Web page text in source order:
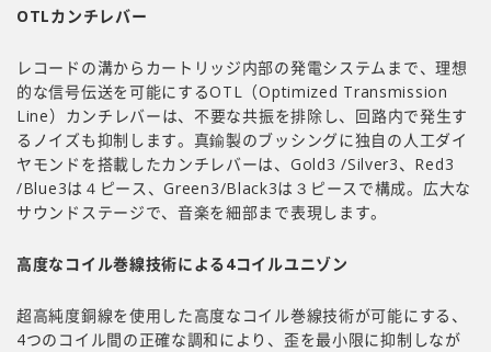
OTLカンチレバー
レコードの溝からカートリッジ内部の発電システムまで、理想
的な信号伝送を可能にするOTL（Optimized Transmission
Line）カンチレバーは、不要な共振を排除し、回路内で発生す
るノイズも抑制します。真鍮製のブッシングに独自の人工ダイ
ヤモンドを搭載したカンチレバーは、Gold3 /Silver3、Red3
/Blue3は４ピース、Green3/Black3は３ピースで構成。広大な
サウンドステージで、音楽を細部まで表現します。
高度なコイル巻線技術による4コイルユニゾン
超高純度銅線を使用した高度なコイル巻線技術が可能にする、
4つのコイル間の正確な調和により、歪を最小限に抑制しなが